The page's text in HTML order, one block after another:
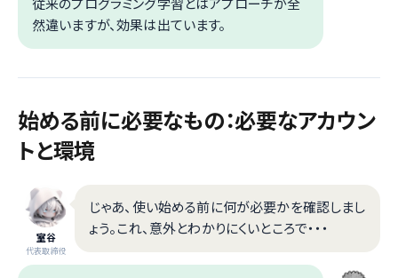
従来のプログラミング学習とはアプローチが全
然違いますが、効果は出ています。
始める前に必要なもの：必要なアカウン
トと環境
室谷
代表取締役
じゃあ、使い始める前に何が必要かを確認しまし
ょう。これ、意外とわかりにくいところで・・・